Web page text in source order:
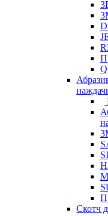
Скотч